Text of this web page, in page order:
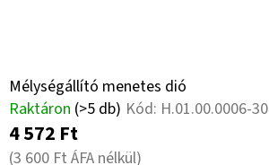
Mélységállító menetes dió
Raktáron (>5 db) Kód: H.01.00.0006-30
4 572 Ft
(3 600 Ft ÁFA nélkül)